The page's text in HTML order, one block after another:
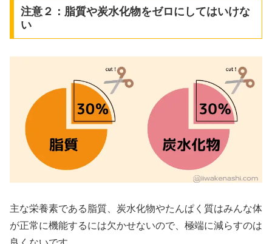
注意２：脂質や炭水化物をゼロにしてはいけな
い
主な栄養素である脂質、炭水化物やたんぱく質はみんな体
が正常に機能するには欠かせないので、極端に減らすのは